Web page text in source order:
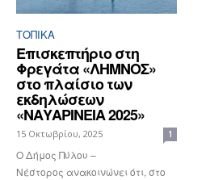
ΤΟΠΙΚΑ
Επισκεπτήριο στη
Φρεγάτα «ΛΗΜΝΟΣ»
στο πλαίσιο των
εκδηλώσεων
«ΝΑΥΑΡΙΝΕΙΑ 2025»
15 Οκτωβρίου, 2025 1
Ο Δήμος Πύλου –
Νέστορος ανακοινώνει ότι, στο